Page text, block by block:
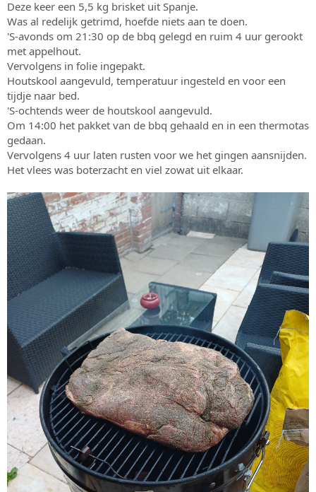
s
t
a
t
e
r
m
Deze keer een 5,5 kg brisket uit Spanje.
Was al redelijk getrimd, hoefde niets aan te doen.
'S-avonds om 21:30 op de bbq gelegd en ruim 4 uur gerookt
met appelhout.
Vervolgens in folie ingepakt.
Houtskool aangevuld, temperatuur ingesteld en voor een
tijdje naar bed.
'S-ochtends weer de houtskool aangevuld.
Om 14:00 het pakket van de bbq gehaald en in een thermotas
gedaan.
Vervolgens 4 uur laten rusten voor we het gingen aansnijden.
Het vlees was boterzacht en viel zowat uit elkaar.